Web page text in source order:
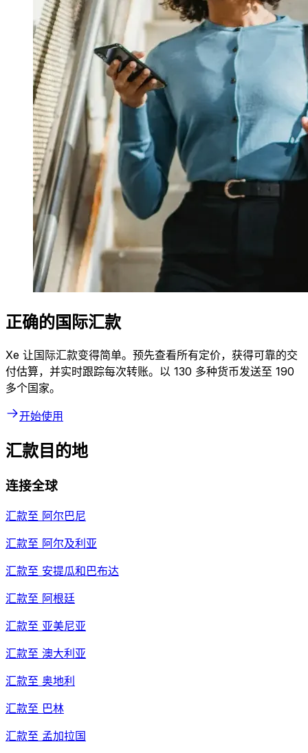
正确的国际汇款
Xe 让国际汇款变得简单。预先查看所有定价，获得可靠的交
付估算，并实时跟踪每次转账。以 130 多种货币发送至 190
多个国家。
开始使用
汇款目的地
连接全球
汇款至 阿尔巴尼
汇款至 阿尔及利亚
汇款至 安提瓜和巴布达
汇款至 阿根廷
汇款至 亚美尼亚
汇款至 澳大利亚
汇款至 奥地利
汇款至 巴林
汇款至 孟加拉国